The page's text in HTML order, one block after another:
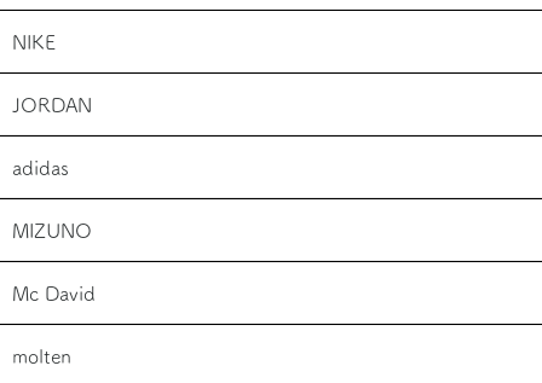
NIKE
JORDAN
adidas
MIZUNO
Mc David
molten